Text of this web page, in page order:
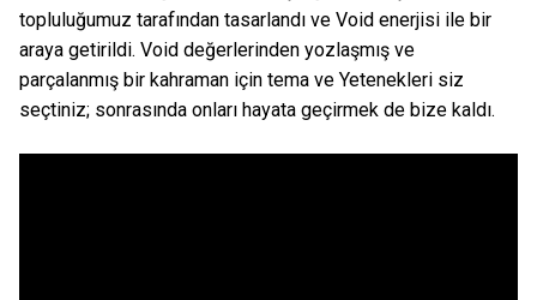
topluluğumuz tarafından tasarlandı ve Void enerjisi ile bir
araya getirildi. Void değerlerinden yozlaşmış ve
parçalanmış bir kahraman için tema ve Yetenekleri siz
seçtiniz; sonrasında onları hayata geçirmek de bize kaldı.